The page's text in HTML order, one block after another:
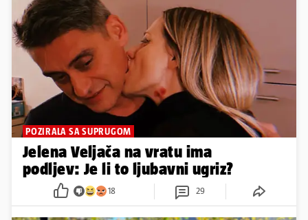
POZIRALA SA SUPRUGOM
Jelena Veljača na vratu ima
podljev: Je li to ljubavni ugriz?
18 29